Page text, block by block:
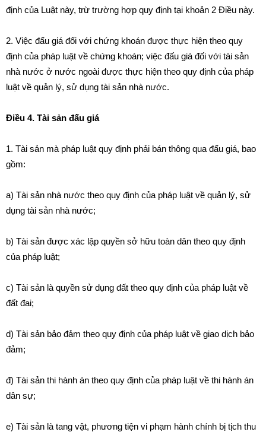
định của Luật này, trừ trường hợp quy định tại khoản 2 Điều này.
2. Việc đấu giá đối với chứng khoán được thực hiện theo quy
định của pháp luật về chứng khoán; việc đấu giá đối với tài sản
nhà nước ở nước ngoài được thực hiện theo quy định của pháp
luật về quản lý, sử dụng tài sản nhà nước.
Điều 4. Tài sản đấu giá
1. Tài sản mà pháp luật quy định phải bán thông qua đấu giá, bao
gồm:
a) Tài sản nhà nước theo quy định của pháp luật về quản lý, sử
dụng tài sản nhà nước;
b) Tài sản được xác lập quyền sở hữu toàn dân theo quy định
của pháp luật;
c) Tài sản là quyền sử dụng đất theo quy định của pháp luật về
đất đai;
d) Tài sản bảo đảm theo quy định của pháp luật về giao dịch bảo
đảm;
đ) Tài sản thi hành án theo quy định của pháp luật về thi hành án
dân sự;
e) Tài sản là tang vật, phương tiện vi phạm hành chính bị tịch thu